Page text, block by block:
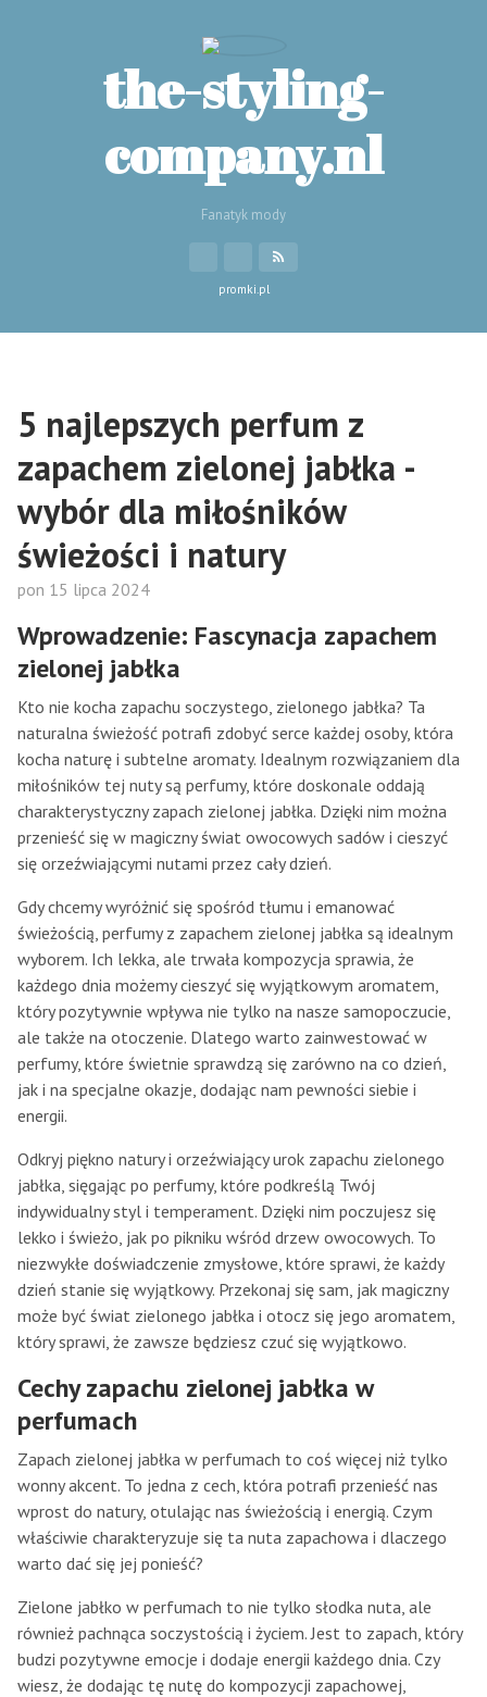
the-styling-
company.nl
Fanatyk mody
promki.pl
5 najlepszych perfum z
zapachem zielonej jabłka -
wybór dla miłośników
świeżości i natury
pon 15 lipca 2024
Wprowadzenie: Fascynacja zapachem
zielonej jabłka
Kto nie kocha zapachu soczystego, zielonego jabłka? Ta
naturalna świeżość potrafi zdobyć serce każdej osoby, która
kocha naturę i subtelne aromaty. Idealnym rozwiązaniem dla
miłośników tej nuty są perfumy, które doskonale oddają
charakterystyczny zapach zielonej jabłka. Dzięki nim można
przenieść się w magiczny świat owocowych sadów i cieszyć
się orzeźwiającymi nutami przez cały dzień.
Gdy chcemy wyróżnić się spośród tłumu i emanować
świeżością, perfumy z zapachem zielonej jabłka są idealnym
wyborem. Ich lekka, ale trwała kompozycja sprawia, że
każdego dnia możemy cieszyć się wyjątkowym aromatem,
który pozytywnie wpływa nie tylko na nasze samopoczucie,
ale także na otoczenie. Dlatego warto zainwestować w
perfumy, które świetnie sprawdzą się zarówno na co dzień,
jak i na specjalne okazje, dodając nam pewności siebie i
energii.
Odkryj piękno natury i orzeźwiający urok zapachu zielonego
jabłka, sięgając po perfumy, które podkreślą Twój
indywidualny styl i temperament. Dzięki nim poczujesz się
lekko i świeżo, jak po pikniku wśród drzew owocowych. To
niezwykłe doświadczenie zmysłowe, które sprawi, że każdy
dzień stanie się wyjątkowy. Przekonaj się sam, jak magiczny
może być świat zielonego jabłka i otocz się jego aromatem,
który sprawi, że zawsze będziesz czuć się wyjątkowo.
Cechy zapachu zielonej jabłka w
perfumach
Zapach zielonej jabłka w perfumach to coś więcej niż tylko
wonny akcent. To jedna z cech, która potrafi przenieść nas
wprost do natury, otulając nas świeżością i energią. Czym
właściwie charakteryzuje się ta nuta zapachowa i dlaczego
warto dać się jej ponieść?
Zielone jabłko w perfumach to nie tylko słodka nuta, ale
również pachnąca soczystością i życiem. Jest to zapach, który
budzi pozytywne emocje i dodaje energii każdego dnia. Czy
wiesz, że dodając tę nutę do kompozycji zapachowej,